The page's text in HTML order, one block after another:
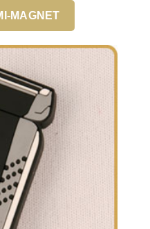
MAGNET